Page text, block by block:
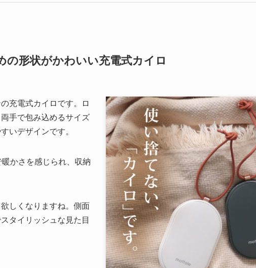
の形状がかわいい充電式カイロ
充電式カイロです。ロ
手で包み込めるサイズ
いデザインです。
かさを感じられ、収納
しくなりますね。側面
タイリッシュな見た目